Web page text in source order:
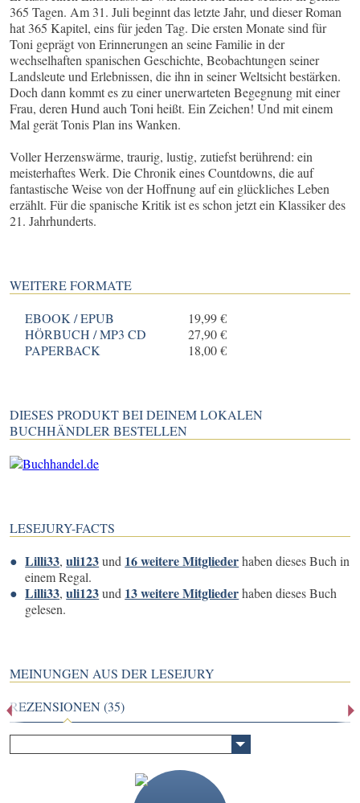
365 Tagen. Am 31. Juli beginnt das letzte Jahr, und dieser Roman
hat 365 Kapitel, eins für jeden Tag. Die ersten Monate sind für
Toni geprägt von Erinnerungen an seine Familie in der
wechselhaften spanischen Geschichte, Beobachtungen seiner
Landsleute und Erlebnissen, die ihn in seiner Weltsicht bestärken.
Doch dann kommt es zu einer unerwarteten Begegnung mit einer
Frau, deren Hund auch Toni heißt. Ein Zeichen! Und mit einem
Mal gerät Tonis Plan ins Wanken.
Voller Herzenswärme, traurig, lustig, zutiefst berührend: ein
meisterhaftes Werk. Die Chronik eines Countdowns, die auf
fantastische Weise von der Hoffnung auf ein glückliches Leben
erzählt. Für die spanische Kritik ist es schon jetzt ein Klassiker des
21. Jahrhunderts.
WEITERE FORMATE
EBOOK / EPUB
19,99 €
HÖRBUCH / MP3 CD
27,90 €
PAPERBACK
18,00 €
DIESES PRODUKT BEI DEINEM LOKALEN
BUCHHÄNDLER BESTELLEN
LESEJURY-FACTS
Lilli33,uli123und 16 weitere Mitgliederhaben dieses Buch in
einem Regal.
Lilli33,uli123und 13 weitere Mitgliederhaben dieses Buch
gelesen.
MEINUNGEN AUS DER LESEJURY
REZENSIONEN (35)